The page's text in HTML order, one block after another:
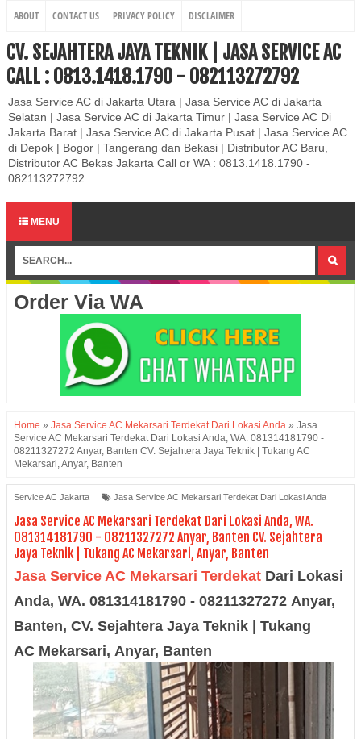
ABOUT CONTACT US PRIVACY POLICY DISCLAIMER
CV. SEJAHTERA JAYA TEKNIK | JASA SERVICE AC
CALL : 0813.1418.1790 - 082113272792
Jasa Service AC di Jakarta Utara | Jasa Service AC di Jakarta
Selatan | Jasa Service AC di Jakarta Timur | Jasa Service AC Di
Jakarta Barat | Jasa Service AC di Jakarta Pusat | Jasa Service AC
di Depok | Bogor | Tangerang dan Bekasi | Distributor AC Baru,
Distributor AC Bekas Jakarta Call or WA : 0813.1418.1790 -
082113272792
MENU
Order Via WA
Home » Jasa Service AC Mekarsari Terdekat Dari Lokasi Anda » Jasa
Service AC Mekarsari Terdekat Dari Lokasi Anda, WA. 081314181790 -
08211327272 Anyar, Banten CV. Sejahtera Jaya Teknik | Tukang AC
Mekarsari, Anyar, Banten
Service AC Jakarta Jasa Service AC Mekarsari Terdekat Dari Lokasi Anda
Jasa Service AC Mekarsari Terdekat Dari Lokasi Anda, WA.
081314181790 - 08211327272 Anyar, Banten CV. Sejahtera
Jaya Teknik | Tukang AC Mekarsari, Anyar, Banten
Jasa Service AC Mekarsari Terdekat Dari Lokasi
Anda, WA. 081314181790 - 08211327272 Anyar,
Banten, CV. Sejahtera Jaya Teknik | Tukang
AC Mekarsari, Anyar, Banten